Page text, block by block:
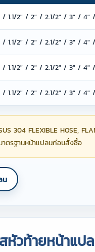
/ 1.1/2" / 2" / 2.1/2" / 3" /
/ 1.1/2" / 2" / 2.1/2" / 3" /
/ 1.1/2" / 2" / 2.1/2" / 3" /
/ 1.1/2" / 2" / 2.1/2" / 3" /
304 FLEXIBLE HOSE,
ตรฐานหน้าแปลนก่อนสั่งซื้อ
น
หัวท้ายหน้าแป